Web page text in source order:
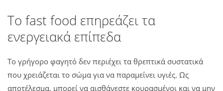
Το fast food επηρεάζει τα
ενεργειακά επίπεδα
Το γρήγορο φαγητό δεν περιέχει τα θρεπτικά συστατικά
που χρειάζεται το σώμα για να παραμείνει υγιές. Ως
αποτέλεσμα, μπορεί να αισθάνεστε κουρασμένοι και να μην